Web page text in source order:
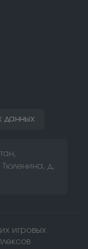
данных
Тюленина, д.
игровых